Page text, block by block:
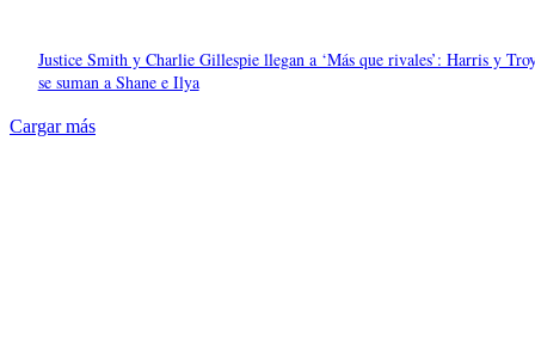
Justice Smith y Charlie Gillespie llegan a ‘Más que rivales’: Harris y
se suman a Shane e Ilya
Cargar más